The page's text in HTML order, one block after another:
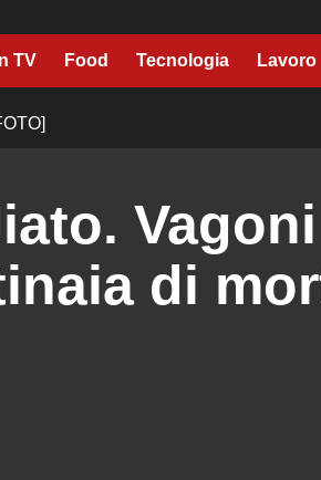
TV Food Tecnologia Lavoro
Vagoni
di